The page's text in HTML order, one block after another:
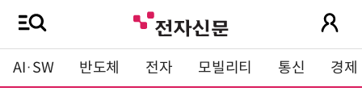
AI·SW 반도체 전자 모빌리티 통신 경제